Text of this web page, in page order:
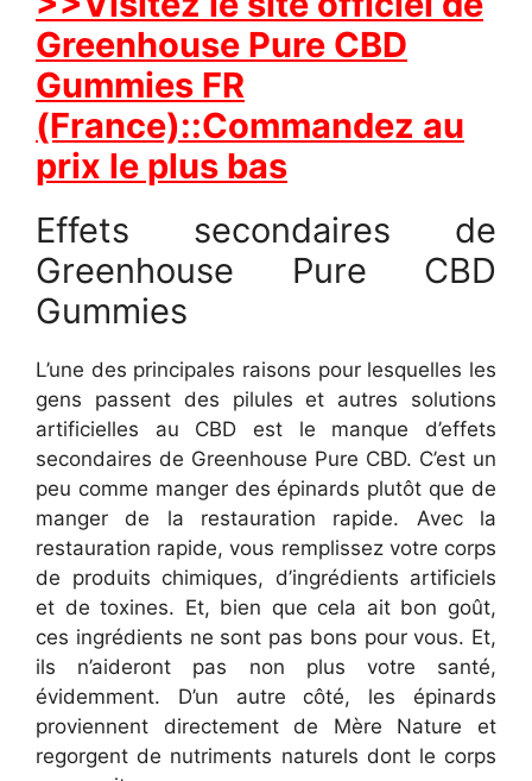
Greenhouse Pure CBD
Gummies FR
(France)::Commandez au
prix le plus bas
Effets secondaires de
Greenhouse Pure CBD
Gummies
L’une des principales raisons pour lesquelles les
gens passent des pilules et autres solutions
artificielles au CBD est le manque d’effets
secondaires de Greenhouse Pure CBD. C’est un
peu comme manger des épinards plutôt que de
manger de la restauration rapide. Avec la
restauration rapide, vous remplissez votre corps
de produits chimiques, d’ingrédients artificiels
et de toxines. Et, bien que cela ait bon goût,
ces ingrédients ne sont pas bons pour vous. Et,
ils n’aideront pas non plus votre santé,
évidemment. D’un autre côté, les épinards
proviennent directement de Mère Nature et
regorgent de nutriments naturels dont le corps